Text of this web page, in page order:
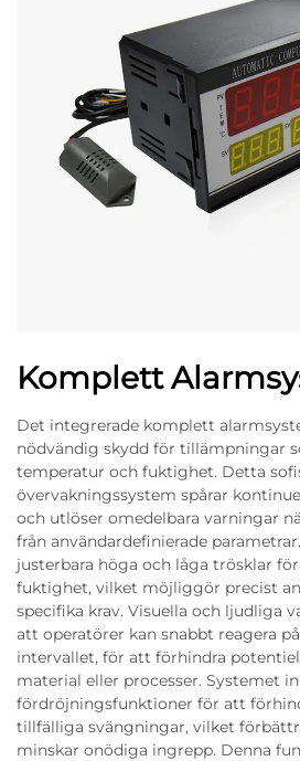
Komplett
Det integrerade komplett
nödvändig skydd för tillämpningar
temperatur och fuktighet. Detta
övervakningssystem spårar
och utlöser omedelbara varningar
från användardefinierade
justerbara höga och låga trösklar
fuktighet, vilket möjliggör precist
specifika krav. Visuella och ljudliga
att operatörer kan snabbt reagera
intervallet, för att förhindra
material eller processer. Systemet
fördröjningsfunktioner för att
tillfälliga svängningar, vilket
minskar onödiga ingrepp. Denna